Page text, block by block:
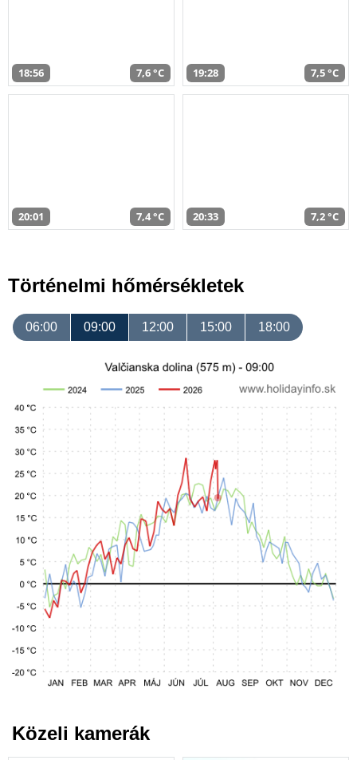
18:56 7,6 °C 19:28 7,5 °C
20:01 7,4 °C 20:33 7,2 °C
Történelmi hőmérsékletek
06:00 09:00 12:00 15:00 18:00
Közeli kamerák